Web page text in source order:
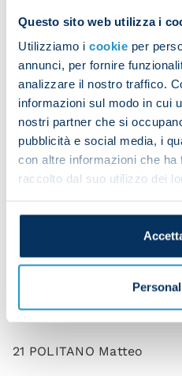
Questo sito web utilizza i
Utilizziamo i cookie per
annunci, per fornire
analizzare il nostro traffico.
informazioni sul modo in cui
nostri partner che si
pubblicità e social media, i
con altre informazioni che ha
raccolto dal suo utilizzo dei
19 HOJLUND Rasmus
70 LANG Noa
68 LOBOTKA Stanislav
27 LUCCA Lorenzo
8 MCTOMINAY Scott
1 MERET Alex
32 MILINKOVIC-SAVIC
21 POLITANO Matteo